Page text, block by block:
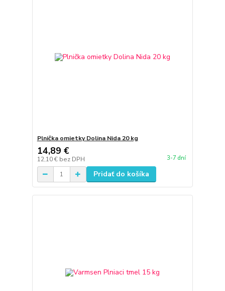
Plnička omietky Dolina Nida 20 kg
14,89 €
12,10 € bez DPH 3-7 dní
Pridať do košíka